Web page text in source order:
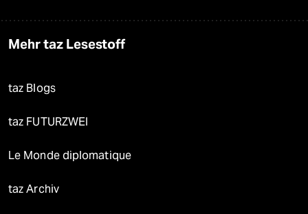
Mehr taz Lesestoff
taz Blogs
taz FUTURZWEI
Le Monde diplomatique
taz Archiv